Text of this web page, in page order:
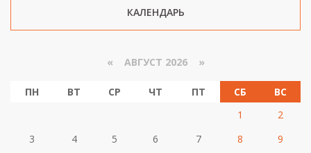
КАЛЕНДАРЬ
« АВГУСТ 2026 »
ПН ВТ СР ЧТ ПТ СБ
ВС
1
2
3
4 5 6 7 8
9